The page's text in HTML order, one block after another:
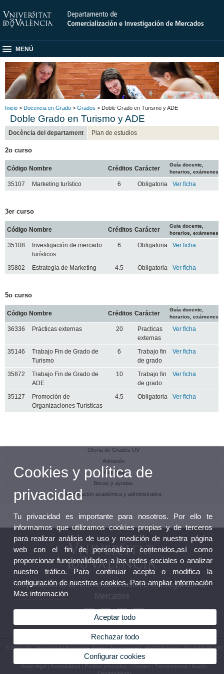
MENÚ
Inicio > Docencia en Grado > Grados > Doble Grado en Turismo y ADE
Doble Grado en Turismo y ADE
Docència del departament Plan de estudios
2o curso
Código Nombre Créditos Carácter
Guía docente,
horarios, exámenes
35107 Marketing turístico 6 Obligatoria Ver ficha
3er curso
Código Nombre Créditos Carácter
Guía docente,
horarios, exámenes
35108
Investigación de mercado
turísticos
6 Obligatoria Ver ficha
35802 Estrategia de Marketing 4.5 Obligatoria Ver ficha
5o curso
Código Nombre Créditos Carácter
Guía docente,
horarios, exámenes
36336 Prácticas externas 20
Practicas
externas
Ver ficha
35146
Trabajo Fin de Grado de
Turismo
6
Trabajo fin
de grado
Ver ficha
35872
Trabajo Fin de Grado de
ADE
10
Trabajo fin
de grado
Ver ficha
35127
Promoción de
Organizaciones Turísticas
4.5 Obligatoria Ver ficha
Oferta de Grados UV
Admisión
Matrícula
Becas y ayudas
Información académica y administrativa
Departamento de Comercialización e Investigación de
Mercados
© 2026 UV. - Facultad de Economía. Avgda. Tarongers s/n. 46022 Valencia. Tel: (+34) 96 382
83 12
Aviso legal |Accesibilidad Política privacidad Cookies Transparencia
Buzón
Cookies y política de
privacidad
Tu privacidad es importante para nosotros. Por ello te
informamos que utilizamos cookies propias y de terceros
para realizar análisis de uso y medición de nuestra página
web con el fin de personalizar contenidos,así como
proporcionar funcionalidades a las redes sociales o analizar
nuestro tráfico. Para continuar acepta o modifica la
configuración de nuestras cookies. Para ampliar información
Más información
Aceptar todo
Rechazar todo
Configurar cookies